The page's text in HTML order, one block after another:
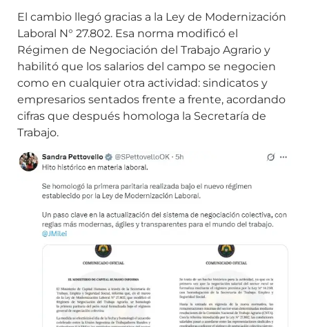
El cambio llegó gracias a la Ley de Modernización
Laboral N° 27.802. Esa norma modificó el
Régimen de Negociación del Trabajo Agrario y
habilitó que los salarios del campo se negocien
como en cualquier otra actividad: sindicatos y
empresarios sentados frente a frente, acordando
cifras que después homologa la Secretaría de
Trabajo.